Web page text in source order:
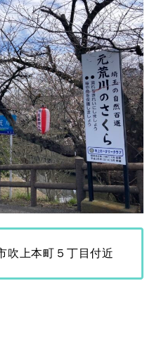
吹上本町５丁目付近